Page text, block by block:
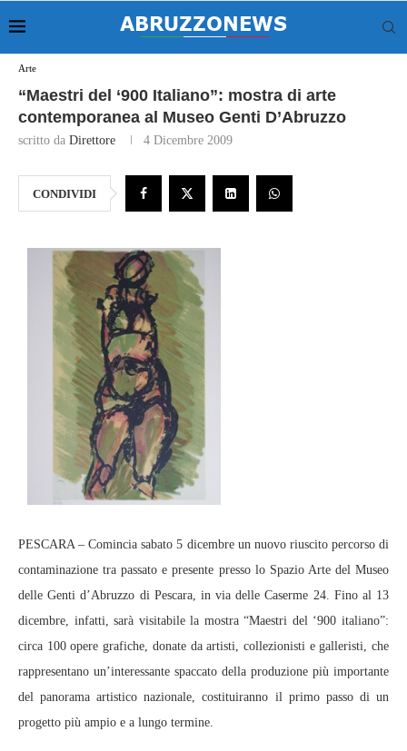
Arte
“Maestri del ‘900 Italiano”: mostra di arte
contemporanea al Museo Genti D’Abruzzo
scritto da Direttore 4 Dicembre 2009
CONDIVIDI
PESCARA – Comincia sabato 5 dicembre un nuovo riuscito percorso di
contaminazione tra passato e presente presso lo Spazio Arte del Museo
delle Genti d’Abruzzo di Pescara, in via delle Caserme 24. Fino al 13
dicembre, infatti, sarà visitabile la mostra “Maestri del ‘900 italiano”:
circa 100 opere grafiche, donate da artisti, collezionisti e galleristi, che
rappresentano un’interessante spaccato della produzione più importante
del panorama artistico nazionale, costituiranno il primo passo di un
progetto più ampio e a lungo termine.